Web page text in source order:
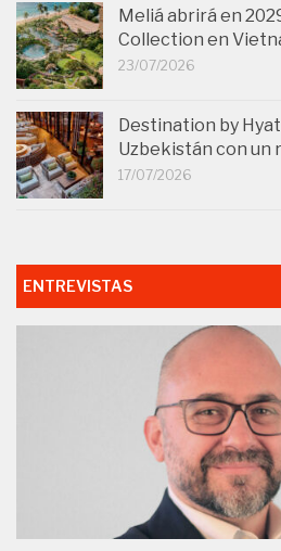
Meliá abrirá en
Collection en
23/07/2026
Destination by
Uzbekistán con un
17/07/2026
ENTREVISTAS